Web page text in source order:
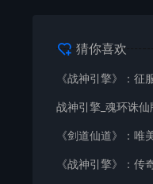
猜你喜欢